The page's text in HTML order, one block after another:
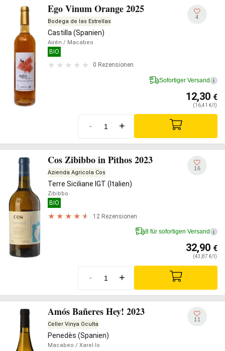
Ego Vinum Orange 2025
Bodega de las Estrellas
Castilla (Spanien)
Airén / Macabeo
BIO
0 Rezensionen
4
Sofortiger Versand i
12,30 €
(16,41 €/l)
- +
Cos Zibibbo in Pithos 2023
Azienda Agricola Cos
Terre Siciliane IGT (Italien)
Zibibbo
BIO
12 Rezensionen
16
8 für sofortigen Versand i
32,90 €
(43,87 €/l)
- +
Amós Bañeres Hey! 2023
Celler Vinya Oculta
Penedès (Spanien)
Macabeo / Xarel·lo
11